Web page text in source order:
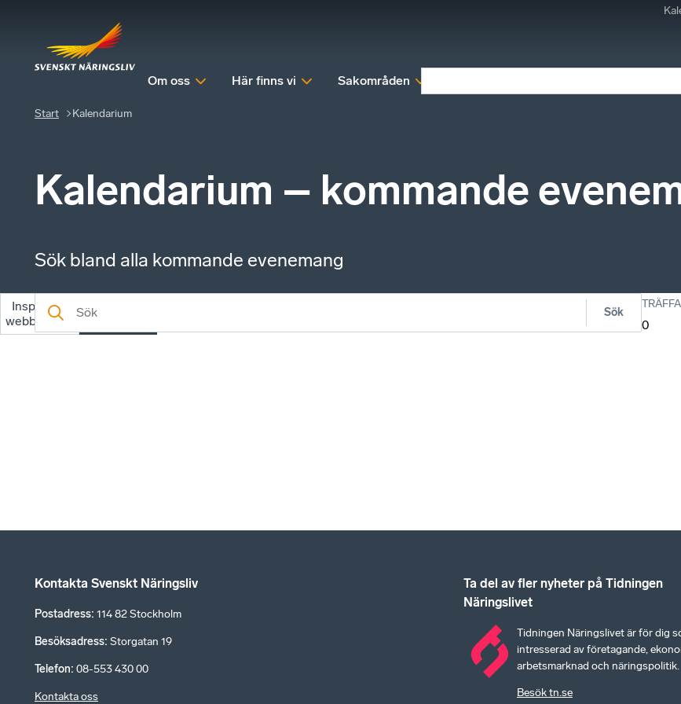
Om oss Här finns vi Sakområden
Start Kalendarium
Kalendarium – kommande
Sök bland alla kommande evenemang
Inspelade
webbinarier
Kommande
evenemang
Sök
0
Kontakta Svenskt Näringsliv
Postadress: 114 82 Stockholm
Besöksadress: Storgatan 19
Telefon: 08-553 430 00
Kontakta oss
Ta del av fler nyheter på Tidningen
Näringslivet
Tidningen Näringslivet är för dig
intresserad av företagande,
arbetsmarknad och näringspolitik.
Besök tn.se